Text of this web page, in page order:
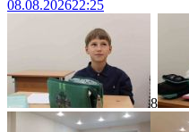
08.08.202622:25
8